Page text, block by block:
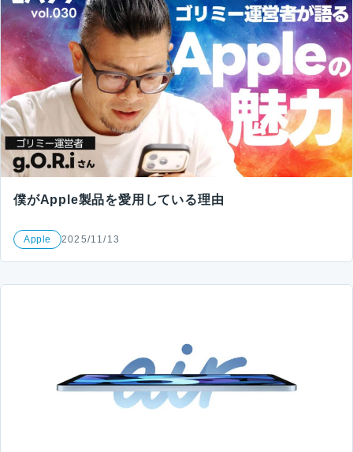
僕がApple製品を愛用している理由
Apple 2025/11/13